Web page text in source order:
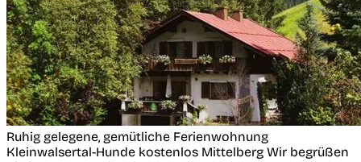
Ruhig gelegene, gemütliche Ferienwohnung
Kleinwalsertal-Hunde kostenlos Mittelberg Wir begrüßen